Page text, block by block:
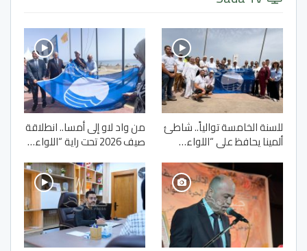
للسنة الخامسة توالياً.. شاطئ
ألمينا يحافظ على “اللواء…
من واد لاو إلى أمسا.. انطلاقة
صيف 2026 تحت راية “اللواء…